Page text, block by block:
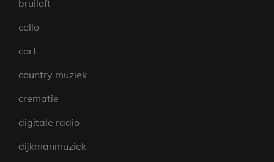
bruiloft
cello
cort
country muziek
crematie
digitale radio
dijkmanmuziek